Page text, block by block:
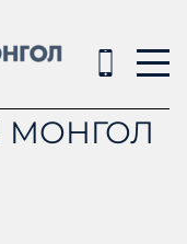
МОНГОЛ